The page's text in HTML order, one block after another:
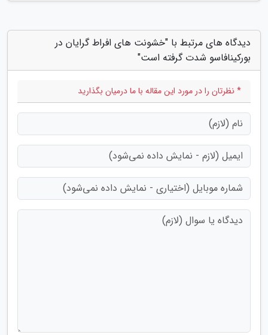
دیدگاه های مرتبط با "خشونت های افراط گرایان در
بورکینافاسو شدت گرفته است"
* نظرتان را در مورد این مقاله با ما درمیان بگذارید